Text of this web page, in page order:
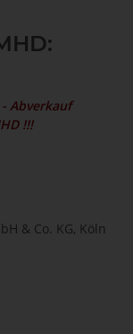
Abverkauf
!!!
& Co. KG, Köln